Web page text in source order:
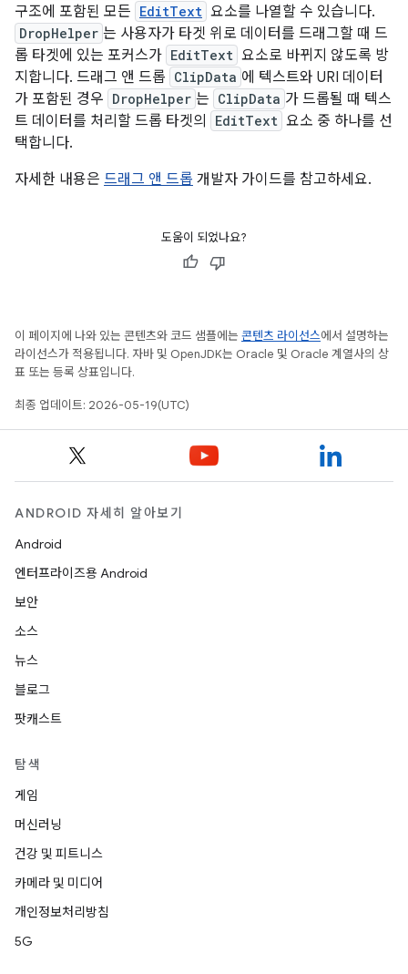
구조에 포함된 모든 EditText 요소를 나열할 수 있습니다.
DropHelper 는 사용자가 타겟 위로 데이터를 드래그할 때 드
롭 타겟에 있는 포커스가 EditText 요소로 바뀌지 않도록 방
지합니다. 드래그 앤 드롭 ClipData 에 텍스트와 URI 데이터
가 포함된 경우 DropHelper 는 ClipData 가 드롭될 때 텍스
트 데이터를 처리할 드롭 타겟의
EditText 요소 중 하나를 선
택합니다.
자세한 내용은 드래그 앤 드롭 개발자 가이드를 참고하세요.
도움이 되었나요?
이 페이지에 나와 있는 콘텐츠와 코드 샘플에는 콘텐츠 라이선스에서 설명하는
라이선스가 적용됩니다. 자바 및 OpenJDK는 Oracle 및 Oracle 계열사의 상
표 또는 등록 상표입니다.
최종 업데이트: 2026-05-19(UTC)
ANDROID 자세히 알아보기
Android
엔터프라이즈용 Android
보안
소스
뉴스
블로그
팟캐스트
탐색
게임
머신러닝
건강 및 피트니스
카메라 및 미디어
개인정보처리방침
5G